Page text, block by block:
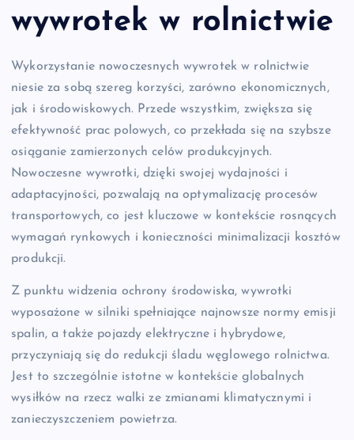
wywrotek w rolnictwie
Wykorzystanie nowoczesnych wywrotek w rolnictwie
niesie za sobą szereg korzyści, zarówno ekonomicznych,
jak i środowiskowych. Przede wszystkim, zwiększa się
efektywność prac polowych, co przekłada się na szybsze
osiąganie zamierzonych celów produkcyjnych.
Nowoczesne wywrotki, dzięki swojej wydajności i
adaptacyjności, pozwalają na optymalizację procesów
transportowych, co jest kluczowe w kontekście rosnących
wymagań rynkowych i konieczności minimalizacji kosztów
produkcji.
Z punktu widzenia ochrony środowiska, wywrotki
wyposażone w silniki spełniające najnowsze normy emisji
spalin, a także pojazdy elektryczne i hybrydowe,
przyczyniają się do redukcji śladu węglowego rolnictwa.
Jest to szczególnie istotne w kontekście globalnych
wysiłków na rzecz walki ze zmianami klimatycznymi i
zanieczyszczeniem powietrza.